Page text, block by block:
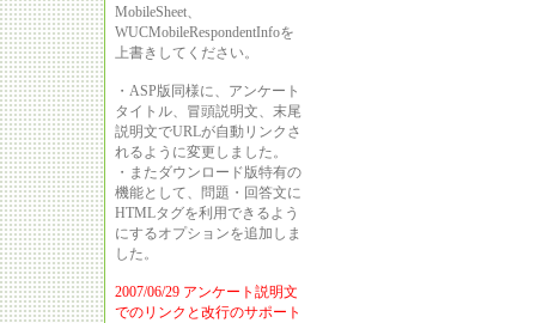
MobileSheet、
WUCMobileRespondentInfoを
上書きしてください。
・ASP版同様に、アンケート
タイトル、冒頭説明文、末尾
説明文でURLが自動リンクさ
れるように変更しました。
・またダウンロード版特有の
機能として、問題・回答文に
HTMLタグを利用できるよう
にするオプションを追加しま
した。
2007/06/29 アンケート説明文
でのリンクと改行のサポート